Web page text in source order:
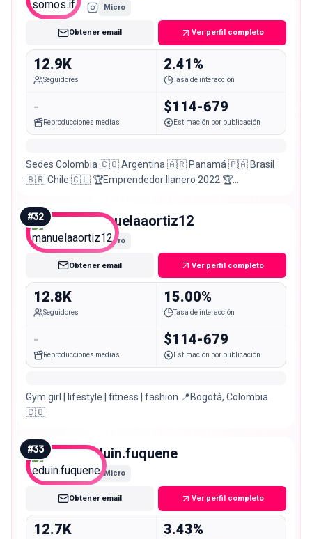
Micro
Obtener email Ver perfil completo
12.9K
Seguidores
2.41%
Tasa de interacción
-
Reproducciones medias
$114-679
Estimación por publicación
Sedes Colombia 🇨🇴 Argentina 🇦🇷 Panamá 🇵🇦 Brasil
🇧🇷 Chile 🇨🇱 🏆Emprendedor llanero 2022 🏆
#32 manuelaaortiz12
Micro
Obtener email Ver perfil completo
12.8K
Seguidores
15.00%
Tasa de interacción
-
Reproducciones medias
$114-679
Estimación por publicación
Gym girl | lifestyle | fitness | fashion 📍Bogotá, Colombia
🇨🇴
#33 eduin.fuquene
Micro
Obtener email Ver perfil completo
12.7K 3.43%